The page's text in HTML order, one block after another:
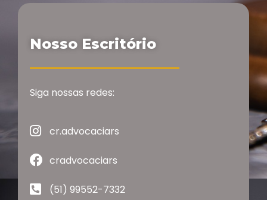
Nosso Escritório
Siga nossas redes:
cr.advocaciars
cradvocaciars
(51) 99552-7332